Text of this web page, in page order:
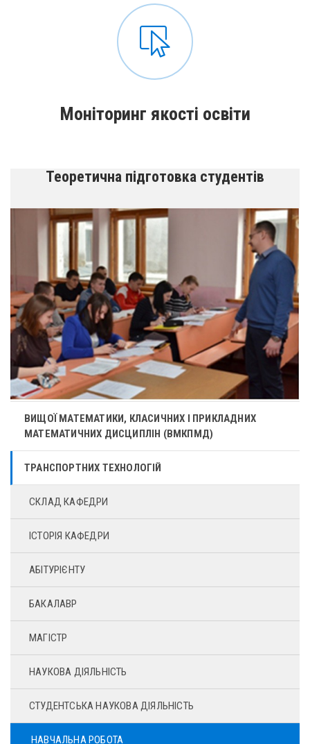
Моніторинг якості освіти
Теоретична підготовка студентів
ВИЩОЇ МАТЕМАТИКИ, КЛАСИЧНИХ І ПРИКЛАДНИХ
МАТЕМАТИЧНИХ ДИСЦИПЛІН (ВМКПМД)
ТРАНСПОРТНИХ ТЕХНОЛОГІЙ
СКЛАД КАФЕДРИ
ІСТОРІЯ КАФЕДРИ
АБІТУРІЄНТУ
БАКАЛАВР
МАГІСТР
НАУКОВА ДІЯЛЬНІСТЬ
СТУДЕНТСЬКА НАУКОВА ДІЯЛЬНІСТЬ
НАВЧАЛЬНА РОБОТА